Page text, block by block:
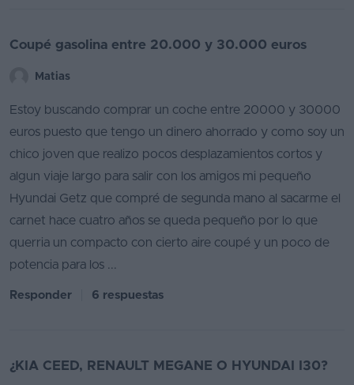
Coupé gasolina entre 20.000 y 30.000 euros
Matias
Estoy buscando comprar un coche entre 20000 y 30000
euros puesto que tengo un dinero ahorrado y como soy un
chico joven que realizo pocos desplazamientos cortos y
algun viaje largo para salir con los amigos mi pequeño
Hyundai Getz que compré de segunda mano al sacarme el
carnet hace cuatro años se queda pequeño por lo que
querria un compacto con cierto aire coupé y un poco de
potencia para los ...
Responder 6 respuestas
¿KIA CEED, RENAULT MEGANE O HYUNDAI I30?